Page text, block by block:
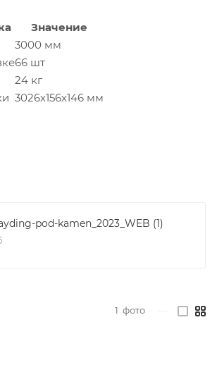
Значение
3000 мм
66 шт
24 кг
3026х156х146 мм
pod-kamen_2023_WEB (1)
1 фото